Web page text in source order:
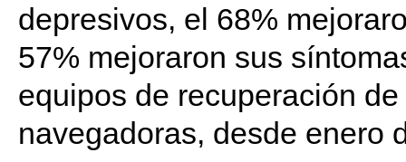
depresivos, el 68%
57% mejoraron sus
equipos de recuperación
navegadoras, desde enero